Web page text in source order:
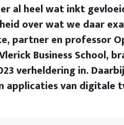
al heel wat inkt
over wat we daar
partner en professor
Business School,
verheldering in.
applicaties van digitale